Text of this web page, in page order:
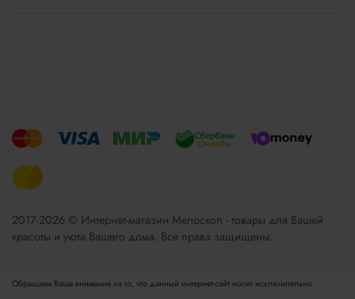
2017-2026 © Интернет-магазин Мелоскоп - товары для Вашей
красоты и уюта Вашего дома. Все права защищены.
Обращаем Ваше внимание на то, что данный интернет-сайт носит исключительно